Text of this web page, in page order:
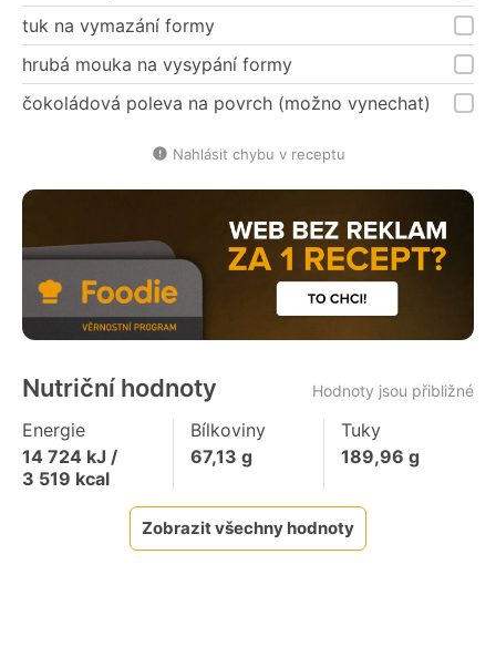
tuk na vymazání formy
hrubá mouka na vysypání formy
čokoládová poleva na povrch (možno vynechat)
Nahlásit chybu v receptu
Nutriční hodnoty Hodnoty jsou přibližné
Energie
14 724 kJ /
3 519 kcal
Bílkoviny
67,13 g
Tuky
189,96 g
Zobrazit všechny hodnoty